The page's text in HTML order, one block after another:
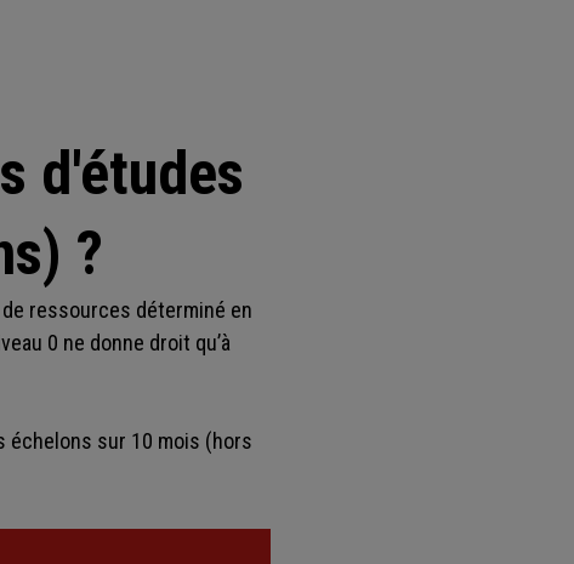
d'études
?
ressources déterminé en
0 ne donne droit qu’à
échelons sur 10 mois (hors